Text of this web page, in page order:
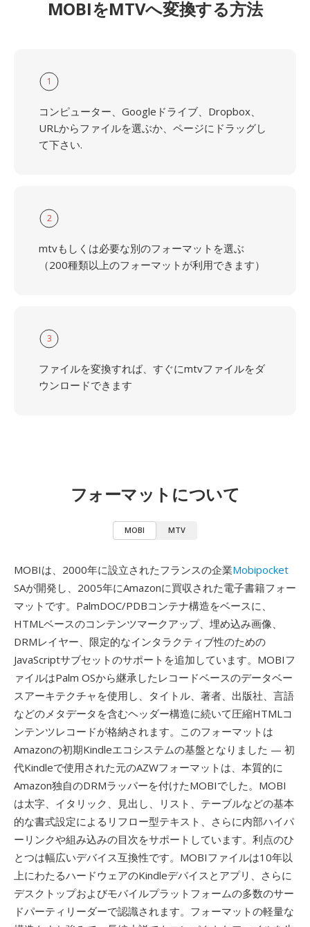
MOBIをMTVへ変換する方法
1
コンピューター、Googleドライブ、Dropbox、
URLからファイルを選ぶか、ページにドラッグし
て下さい.
2
mtvもしくは必要な別のフォーマットを選ぶ
（200種類以上のフォーマットが利用できます）
3
ファイルを変換すれば、すぐにmtvファイルをダ
ウンロードできます
フォーマットについて
MOBI MTV
MOBIは、2000年に設立されたフランスの企業Mobipocket
SAが開発し、2005年にAmazonに買収された電子書籍フォー
マットです。PalmDOC/PDBコンテナ構造をベースに、
HTMLベースのコンテンツマークアップ、埋め込み画像、
DRMレイヤー、限定的なインタラクティブ性のための
JavaScriptサブセットのサポートを追加しています。MOBIフ
ァイルはPalm OSから継承したレコードベースのデータベー
スアーキテクチャを使用し、タイトル、著者、出版社、言語
などのメタデータを含むヘッダー構造に続いて圧縮HTMLコ
ンテンツレコードが格納されます。このフォーマットは
Amazonの初期Kindleエコシステムの基盤となりました — 初
代Kindleで使用された元のAZWフォーマットは、本質的に
Amazon独自のDRMラッパーを付けたMOBIでした。MOBI
は太字、イタリック、見出し、リスト、テーブルなどの基本
的な書式設定によるリフロー型テキスト、さらに内部ハイパ
ーリンクや組み込みの目次をサポートしています。利点のひ
とつは幅広いデバイス互換性です。MOBIファイルは10年以
上にわたるハードウェアのKindleデバイスとアプリ、さらに
デスクトップおよびモバイルプラットフォームの多数のサー
ドパーティリーダーで認識されます。フォーマットの軽量な